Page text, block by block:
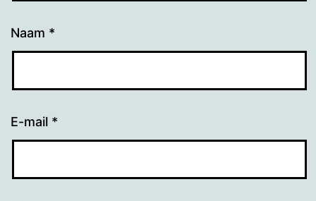
Naam *
E-mail *